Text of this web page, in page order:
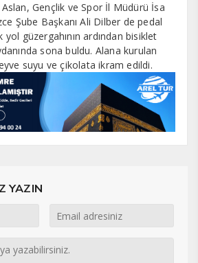
Gençlik ve Spor İl Müdürü İsa
Şube Başkanı Ali Dilber de pedal
güzergahının ardından bisiklet
sona buldu. Alana kurulan
suyu ve çikolata ikram edildi.
YAZIN